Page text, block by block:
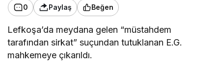
0 Paylaş Beğen
Lefkoşa’da meydana gelen “müstahdem
tarafından sirkat” suçundan tutuklanan E.G.
mahkemeye çıkarıldı.